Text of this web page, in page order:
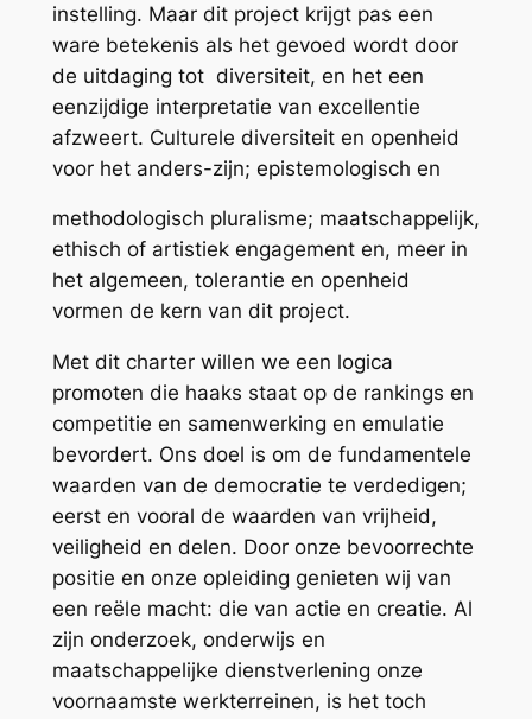
instelling. Maar dit project krijgt pas een
ware betekenis als het gevoed wordt door
de uitdaging tot diversiteit, en het een
eenzijdige interpretatie van excellentie
afzweert. Culturele diversiteit en openheid
voor het anders-zijn; epistemologisch en
methodologisch pluralisme; maatschappelijk,
ethisch of artistiek engagement en, meer in
het algemeen, tolerantie en openheid
vormen de kern van dit project.
Met dit charter willen we een logica
promoten die haaks staat op de rankings en
competitie en samenwerking en emulatie
bevordert. Ons doel is om de fundamentele
waarden van de democratie te verdedigen;
eerst en vooral de waarden van vrijheid,
veiligheid en delen. Door onze bevoorrechte
positie en onze opleiding genieten wij van
een reële macht: die van actie en creatie. Al
zijn onderzoek, onderwijs en
maatschappelijke dienstverlening onze
voornaamste werkterreinen, is het toch